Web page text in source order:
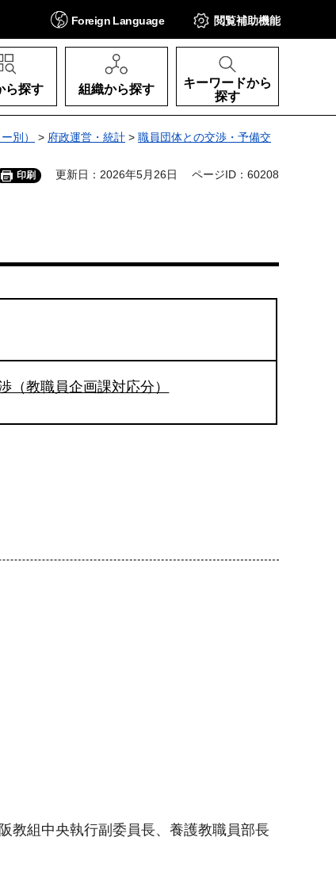
Foreign Language 閲覧補助機能
ら探す 組織から探す
キーワードから
探す
別） > 府政運営・統計 > 職員団体との交渉・予備交
印刷 更新日：2026年5月26日 ページID：60208
（教職員企画課対応分）
教組中央執行副委員長、養護教職員部長